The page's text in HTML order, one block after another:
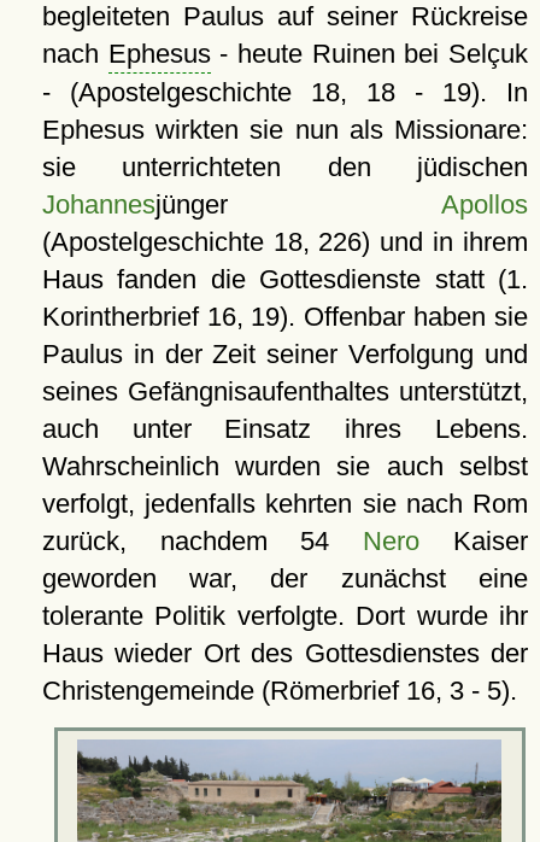
begleiteten Paulus auf seiner Rückreise
nach Ephesus- heute Ruinen bei Selçuk
- (Apostelgeschichte 18, 18 - 19). In
Ephesus wirkten sie nun als Missionare:
sie unterrichteten den jüdischen
Johannesjünger Apollos
(Apostelgeschichte 18, 226) und in ihrem
Haus fanden die Gottesdienste statt (1.
Korintherbrief 16, 19). Offenbar haben sie
Paulus in der Zeit seiner Verfolgung und
seines Gefängnisaufenthaltes unterstützt,
auch unter Einsatz ihres Lebens.
Wahrscheinlich wurden sie auch selbst
verfolgt, jedenfalls kehrten sie nach Rom
zurück, nachdem 54 Nero Kaiser
geworden war, der zunächst eine
tolerante Politik verfolgte. Dort wurde ihr
Haus wieder Ort des Gottesdienstes der
Christengemeinde (Römerbrief 16, 3 - 5).